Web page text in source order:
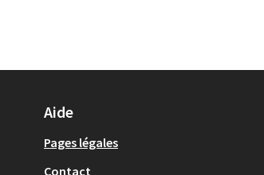
Aide
Pages légales
Contact